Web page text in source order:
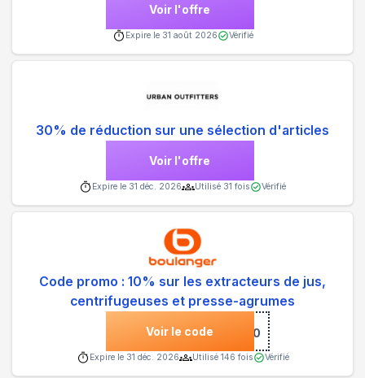
Voir l'offre
Expire le 31 août 2026 Vérifié
30% de réduction sur une sélection d'articles
Voir l'offre
Expire le 31 déc. 2026 Utilisé 31 fois Vérifié
Code promo : 10% sur les extracteurs de jus,
centrifugeuses et presse-agrumes
Voir le code ***10
Expire le 31 déc. 2026 Utilisé 146 fois Vérifié